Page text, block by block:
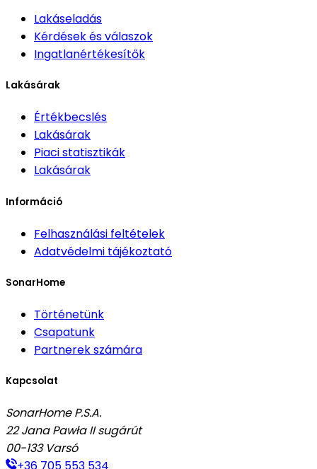
Lakáseladás
Kérdések és válaszok
Ingatlanértékesítők
Lakásárak
Értékbecslés
Lakásárak
Piaci statisztikák
Lakásárak
Információ
Felhasználási feltételek
Adatvédelmi tájékoztató
SonarHome
Történetünk
Csapatunk
Partnerek számára
Kapcsolat
SonarHome P.S.A.
22 Jana Pawła II sugárút
00-133 Varsó